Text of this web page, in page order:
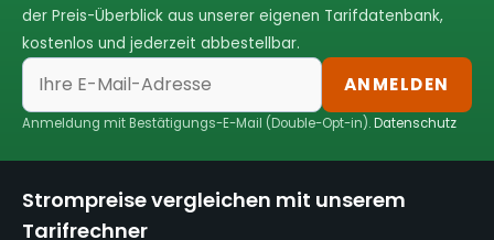
der Preis-Überblick aus unserer eigenen Tarifdatenbank,
kostenlos und jederzeit abbestellbar.
ANMELDEN
Anmeldung mit Bestätigungs-E-Mail (Double-Opt-in).Datenschutz
Strompreise vergleichen mit unserem
Tarifrechner